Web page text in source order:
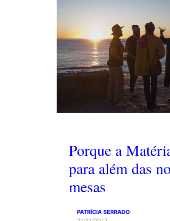
Porque a
para além das
mesas
PATRÍCIA SERRADO